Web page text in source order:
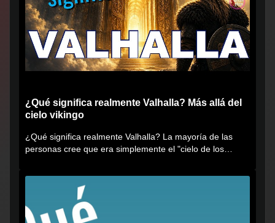
¿Qué significa realmente Valhalla? Más allá del
cielo vikingo
¿Qué significa realmente Valhalla? La mayoría de las
personas cree que era simplemente el "cielo de los